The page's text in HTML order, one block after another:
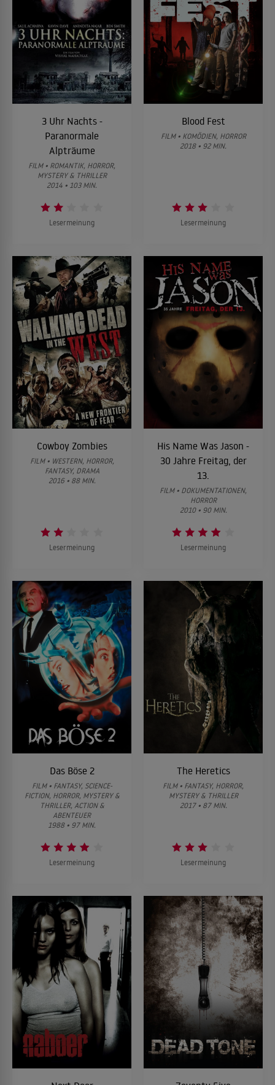
3 Uhr Nachts -
Paranormale
Alpträume
FILM • ROMANTIK, HORROR,
MYSTERY & THRILLER
2014 • 103 MIN.
Lesermeinung
Blood Fest
FILM • KOMÖDIEN, HORROR
2018 • 92 MIN.
Lesermeinung
Cowboy Zombies
FILM • WESTERN, HORROR,
FANTASY, DRAMA
2016 • 88 MIN.
Lesermeinung
His Name Was Jason -
30 Jahre Freitag, der
13.
FILM • DOKUMENTATIONEN,
HORROR
2010 • 90 MIN.
Lesermeinung
Das Böse 2
FILM • FANTASY, SCIENCE-
FICTION, HORROR, MYSTERY &
THRILLER, ACTION &
ABENTEUER
1988 • 97 MIN.
Lesermeinung
The Heretics
FILM • FANTASY, HORROR,
MYSTERY & THRILLER
2017 • 87 MIN.
Lesermeinung